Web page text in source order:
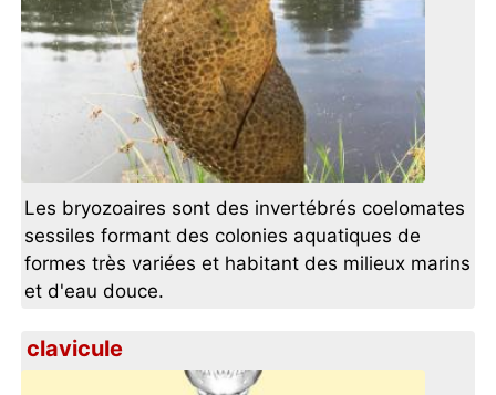
Les bryozoaires sont des invertébrés coelomates
sessiles formant des colonies aquatiques de
formes très variées et habitant des milieux marins
et d'eau douce.
clavicule